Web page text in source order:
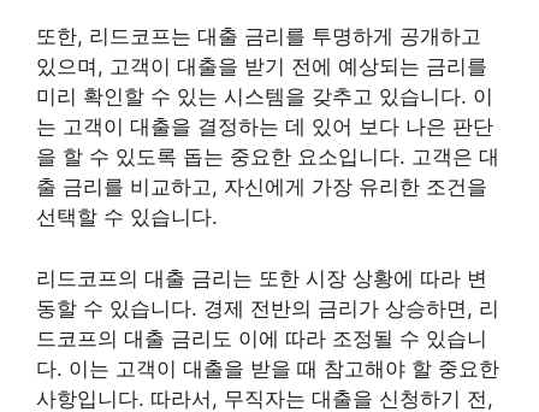
또한, 리드코프는 대출 금리를 투명하게 공개하고
있으며, 고객이 대출을 받기 전에 예상되는 금리를
미리 확인할 수 있는 시스템을 갖추고 있습니다. 이
는 고객이 대출을 결정하는 데 있어 보다 나은 판단
을 할 수 있도록 돕는 중요한 요소입니다. 고객은 대
출 금리를 비교하고, 자신에게 가장 유리한 조건을
선택할 수 있습니다.
리드코프의 대출 금리는 또한 시장 상황에 따라 변
동할 수 있습니다. 경제 전반의 금리가 상승하면, 리
드코프의 대출 금리도 이에 따라 조정될 수 있습니
다. 이는 고객이 대출을 받을 때 참고해야 할 중요한
사항입니다. 따라서, 무직자는 대출을 신청하기 전,